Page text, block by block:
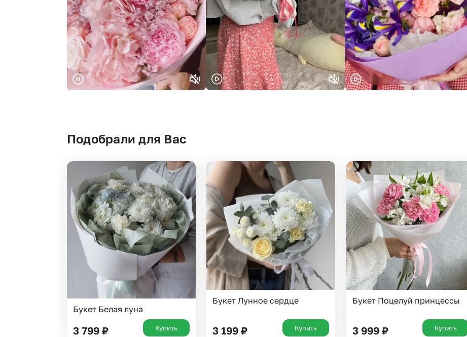
Челябинск
Екатеринбург
Новосибирск
Омск
Волгоград
Воронеж
Подобрали для Вас
Букет Белая луна
3 799 ₽ Купить
Букет Лунное сердце
3 199₽ Купить
Букет Поцелуй принцессы
3 999 ₽ Купить